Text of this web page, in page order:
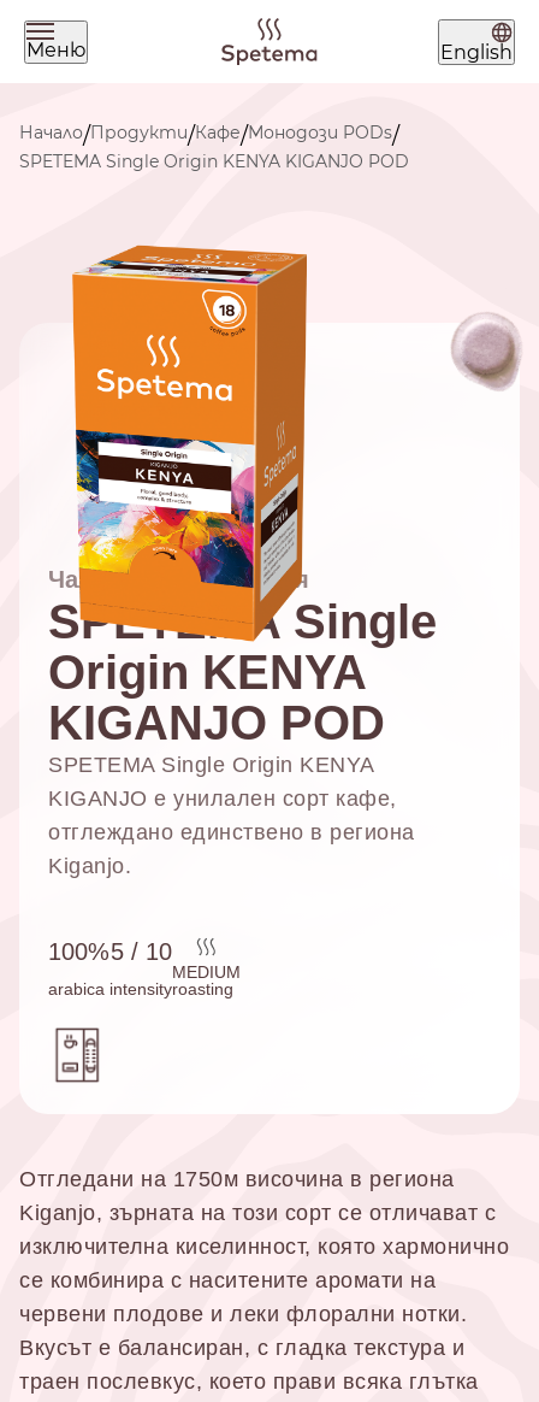
Меню English
Какво търсиш днес?
Намери твоето кафе по начин на
приготвяне
ЗЪРНА МЛЯНО
NESPRESSO
СТАНДАРТ
DOLCE GUSTO
СТАНДАРТ
Начало/Продукти/Кафе/Монодози PODs/
SPETEMA Single Origin KENYA KIGANJO POD
Чалда | 18 бр. в кутия
SPETEMA Single
Origin KENYA
KIGANJO POD
SPETEMA Single Origin KENYA
KIGANJO е унилален сорт кафе,
отглеждано единствено в региона
Kiganjo.
100%
arabica
5 / 10
intensity
MEDIUM
roasting
Отгледани на 1750м височина в региона
Kiganjo, зърната на този сорт се отличават с
изключителна киселинност, която хармонично
се комбинира с наситените аромати на
червени плодове и леки флорални нотки.
Вкусът е балансиран, с гладка текстура и
траен послевкус, което прави всяка глътка